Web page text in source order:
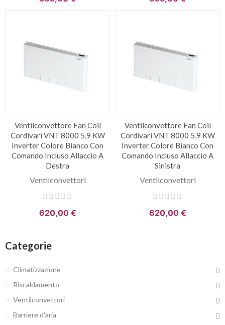
Ventilconvettore Fan Coil
Cordivari VNT 8000 5,9 KW
Inverter Colore Bianco Con
Comando Incluso Allaccio A
Destra
Ventilconvettori
620,00 €
Ventilconvettore Fan Coil
Cordivari VNT 8000 5,9 KW
Inverter Colore Bianco Con
Comando Incluso Allaccio A
Sinistra
Ventilconvettori
620,00 €
Categorie
Climatizzazione
Riscaldamento
Ventilconvettori
Barriere d'aria